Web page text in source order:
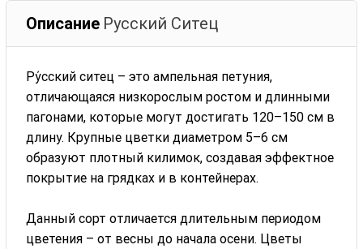
Описание Русский Ситец
Ру́сский ситец – это ампельная петуния,
отличающаяся низкорослым ростом и длинными
пагонами, которые могут достигать 120–150 см в
длину. Крупные цветки диаметром 5–6 см
образуют плотный килимок, создавая эффектное
покрытие на грядках и в контейнерах.
Данный сорт отличается длительным периодом
цветения – от весны до начала осени. Цветы